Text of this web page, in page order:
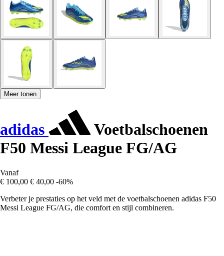
Meer tonen
adidas
Voetbalschoenen
F50 Messi League FG/AG
Vanaf
€ 100,00 € 40,00 -60%
Verbeter je prestaties op het veld met de voetbalschoenen adidas F50
Messi League FG/AG, die comfort en stijl combineren.